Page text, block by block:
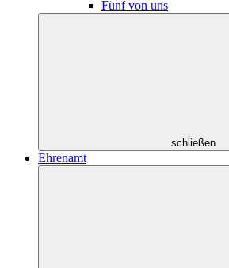
Fünf von uns
schließen
Ehrenamt